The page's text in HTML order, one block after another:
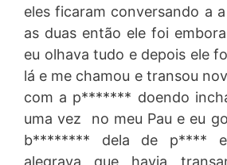
eles ficaram conversando a
as duas então ele foi
eu olhava tudo e depois ele
lá e me chamou e transou
com a p******* doendo
uma vez no meu Pau e eu
b******** dela de p****
alegrava que havia